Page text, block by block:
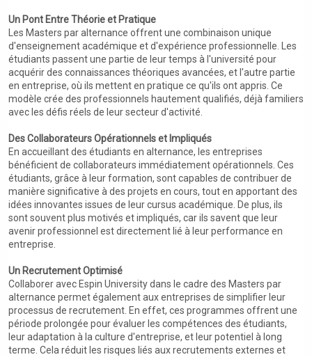
Un Pont Entre Théorie et Pratique
Les Masters par alternance offrent une combinaison unique
d'enseignement académique et d'expérience professionnelle. Les
étudiants passent une partie de leur temps à l'université pour
acquérir des connaissances théoriques avancées, et l'autre partie
en entreprise, où ils mettent en pratique ce qu'ils ont appris. Ce
modèle crée des professionnels hautement qualifiés, déjà familiers
avec les défis réels de leur secteur d'activité.
Des Collaborateurs Opérationnels et Impliqués
En accueillant des étudiants en alternance, les entreprises
bénéficient de collaborateurs immédiatement opérationnels. Ces
étudiants, grâce à leur formation, sont capables de contribuer de
manière significative à des projets en cours, tout en apportant des
idées innovantes issues de leur cursus académique. De plus, ils
sont souvent plus motivés et impliqués, car ils savent que leur
avenir professionnel est directement lié à leur performance en
entreprise.
Un Recrutement Optimisé
Collaborer avec Espin University dans le cadre des Masters par
alternance permet également aux entreprises de simplifier leur
processus de recrutement. En effet, ces programmes offrent une
période prolongée pour évaluer les compétences des étudiants,
leur adaptation à la culture d'entreprise, et leur potentiel à long
terme. Cela réduit les risques liés aux recrutements externes et